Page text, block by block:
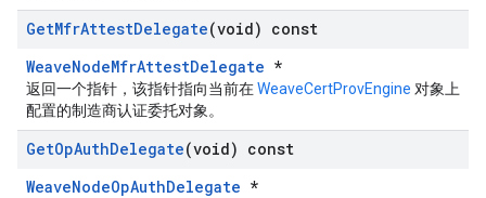
GetMfrAttestDelegate(void) const
WeaveNodeMfrAttestDelegate *
返回一个指针，该指针指向当前在WeaveCertProvEngine 对象上
配置的制造商认证委托对象。
GetOpAuthDelegate(void) const
WeaveNodeOpAuthDelegate *